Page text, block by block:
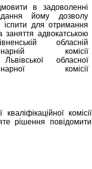
в задоволенні
йому дозволу
іспити для отримання
адвокатською
обласній
комісії
обласної
комісії
комісії
рішення повідомити